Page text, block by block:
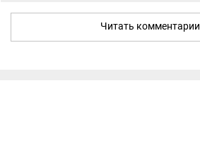
Читать комментарии